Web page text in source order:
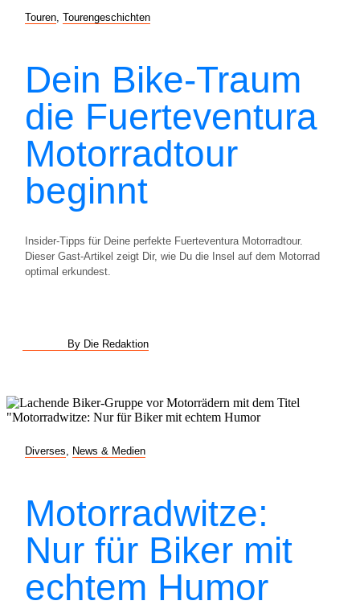
Touren Tourengeschichten
Dein Bike-Traum
die Fuerteventura
Motorradtour
beginnt
Insider-Tipps für Deine perfekte Fuerteventura Motorradtour.
Dieser Gast-Artikel zeigt Dir, wie Du die Insel auf dem Motorrad
optimal erkundest.
By Die Redaktion
Diverses News & Medien
Motorradwitze:
Nur für Biker mit
echtem Humor